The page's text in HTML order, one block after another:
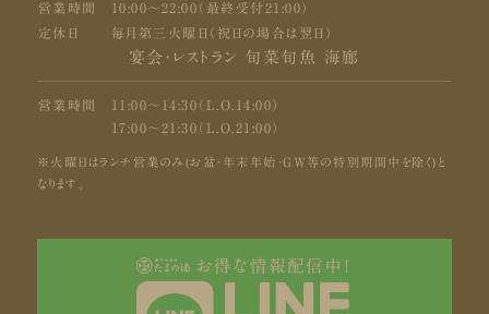
営業時間
10:00〜22:00（最終受付21:00）
定休日
毎月第三火曜日（祝日の場合は翌日）
宴会・レストラン 旬菜旬魚 海廊
営業時間
11:00〜14:30（L.O.14:00）
17:00〜21:30（L.O.21:00）
※火曜日はランチ営業のみ(お盆・年末年始・GW等の特別期間中を除く)と
なります。